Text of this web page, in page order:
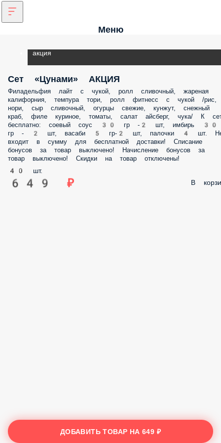
Меню
акция
Сет «Цунами» АКЦИЯ
Филадельфия лайт с чукой, ролл сливочный, жареная калифорния,
темпура тори, ролл фитнесс с чукой /рис, нори, сыр сливочный,
огурцы свежие, кунжут, снежный краб, филе куриное, томаты, салат
айсберг, чука/ К сету бесплатно: соевый соус 30 гр -2 шт, имбирь 30
2 шт, васаби 5 гр-2 шт, палочки 4 шт. Не входит в сумму для
доставки! Списание бонусов за товар выключено! Начисление
за товар выключено! Скидки на товар отключены!
40 шт.
649 ₽
ДОБАВИТЬ ТОВАР НА649 ₽